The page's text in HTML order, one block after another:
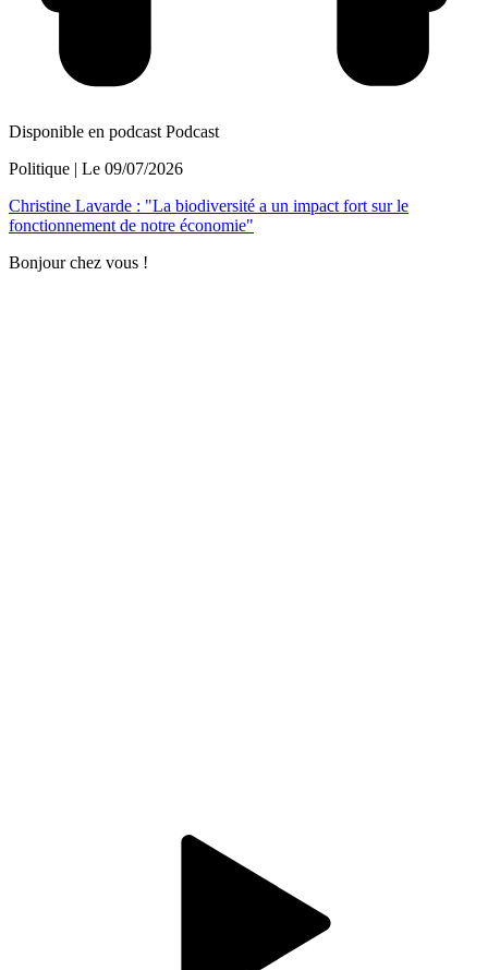
Disponible en podcast Podcast
Politique | Le 09/07/2026
Christine Lavarde : "La biodiversité a un impact fort sur le
fonctionnement de notre économie"
Bonjour chez vous !